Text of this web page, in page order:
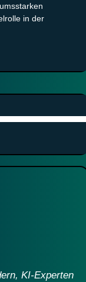
in der
KI-Experten